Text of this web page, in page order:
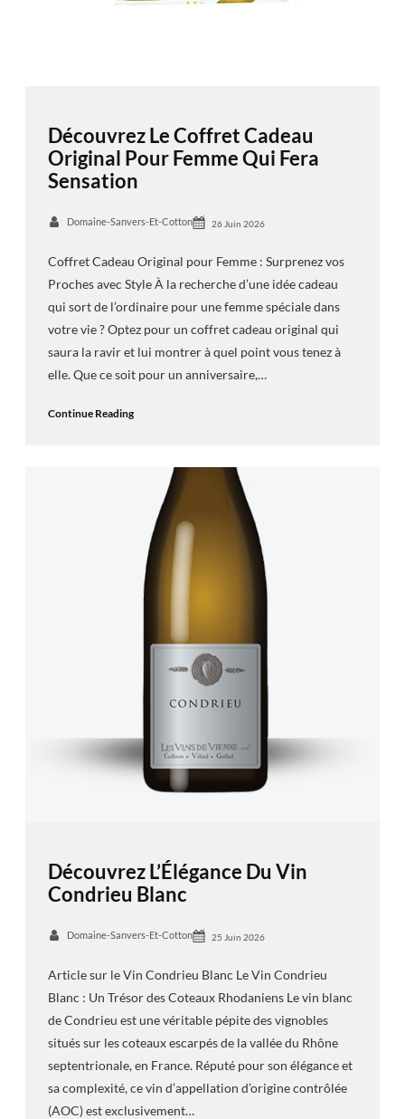
Découvrez Le Coffret Cadeau
Original Pour Femme Qui Fera
Sensation
Domaine-Sanvers-Et-Cotton 26 Juin 2026
Coffret Cadeau Original pour Femme : Surprenez vos
Proches avec Style À la recherche d’une idée cadeau
qui sort de l’ordinaire pour une femme spéciale dans
votre vie ? Optez pour un coffret cadeau original qui
saura la ravir et lui montrer à quel point vous tenez à
elle. Que ce soit pour un anniversaire,…
Continue Reading
Découvrez L’Élégance Du Vin
Condrieu Blanc
Domaine-Sanvers-Et-Cotton 25 Juin 2026
Article sur le Vin Condrieu Blanc Le Vin Condrieu
Blanc : Un Trésor des Coteaux Rhodaniens Le vin blanc
de Condrieu est une véritable pépite des vignobles
situés sur les coteaux escarpés de la vallée du Rhône
septentrionale, en France. Réputé pour son élégance et
sa complexité, ce vin d’appellation d’origine contrôlée
(AOC) est exclusivement…